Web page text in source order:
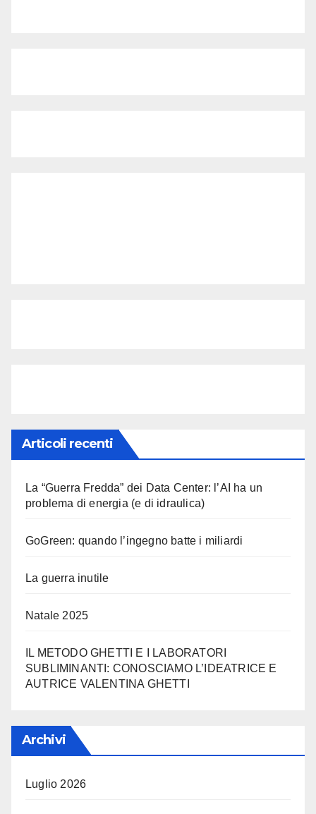
Articoli recenti
La “Guerra Fredda” dei Data Center: l’AI ha un
problema di energia (e di idraulica)
GoGreen: quando l’ingegno batte i miliardi
La guerra inutile
Natale 2025
IL METODO GHETTI E I LABORATORI
SUBLIMINANTI: CONOSCIAMO L’IDEATRICE E
AUTRICE VALENTINA GHETTI
Archivi
Luglio 2026